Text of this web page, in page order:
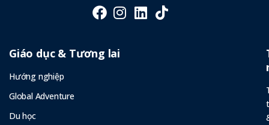
Giáo dục & Tương lai
Hướng nghiệp
Global Adventure
Du học